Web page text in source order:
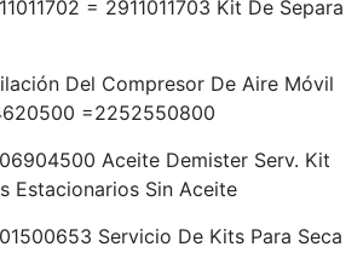
= 2911011703 Kit De Separa
Del Compresor De Aire Móvil
=2252550800
Aceite Demister Serv. Kit
Estacionarios Sin Aceite
Servicio De Kits Para Seca